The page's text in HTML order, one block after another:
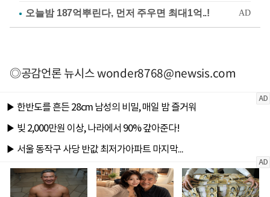
◎공감언론 뉴시스wonder8768@newsis.com